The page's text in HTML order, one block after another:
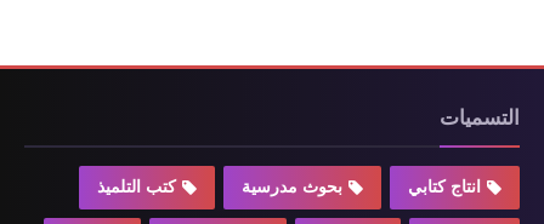
التسميات
انتاج كتابي بحوث مدرسية كتب التلميذ